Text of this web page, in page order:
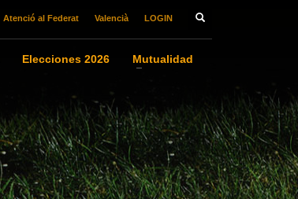
Atenció al Federat Valencià LOGIN
Elecciones 2026
Mutualidad